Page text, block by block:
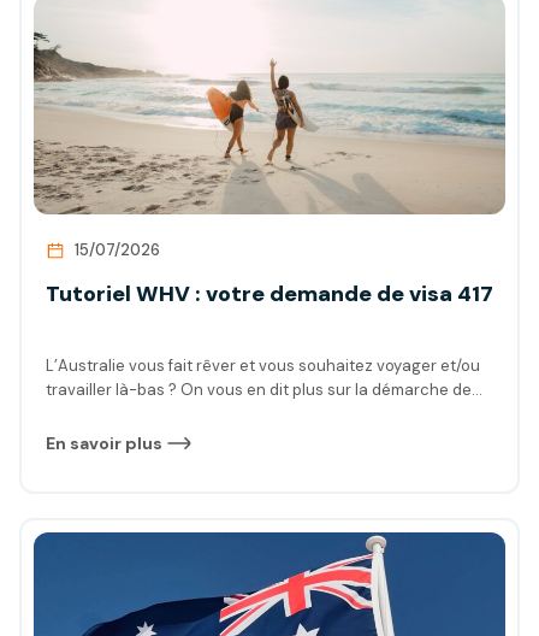
15/07/2026
Tutoriel WHV : votre demande de visa 417
L’Australie vous fait rêver et vous souhaitez voyager et/ou
travailler là-bas ? On vous en dit plus sur la démarche de
Français, aux Belges et aux Canadiens.
En savoir plus